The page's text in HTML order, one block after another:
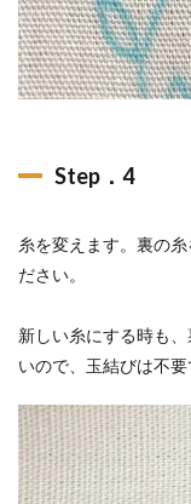
Step．4
糸を変えます。裏の
ださい。
新しい糸にする時も
いので、玉結びは不要